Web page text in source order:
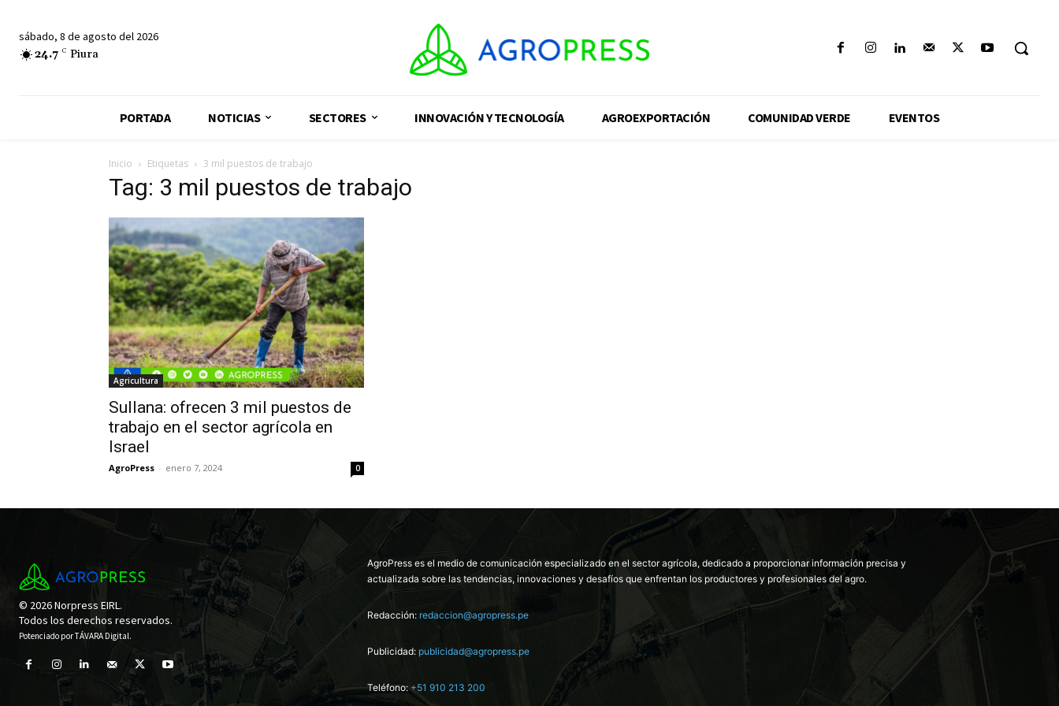
sábado, 8 de agosto del 2026
24.7 C Piura
PORTADA NOTICIAS SECTORES INNOVACIÓN Y TECNOLOGÍA AGROEXPORTACIÓN COMUNIDAD VERDE EVENTOS
Inicio Etiquetas 3 mil puestos de trabajo
Tag: 3 mil puestos de trabajo
Agricultura
Sullana: ofrecen 3 mil puestos de
trabajo en el sector agrícola en
Israel
AgroPress - enero 7, 2024 0
© 2026 Norpress EIRL.
Todos los derechos reservados.
Potenciado porTÁVARA Digital.
AgroPress es el medio de comunicación especializado en el sector agrícola, dedicado a proporcionar información precisa y
actualizada sobre las tendencias, innovaciones y desafíos que enfrentan los productores y profesionales del agro.
Redacción: redaccion@agropress.pe
Publicidad: publicidad@agropress.pe
Teléfono: +51 910 213 200